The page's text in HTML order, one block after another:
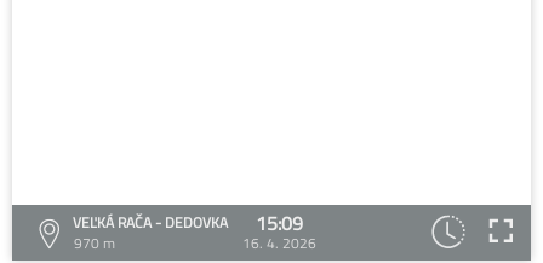
VEĽKÁ RAČA - DEDOVKA
970 m
15:09
16. 4. 2026